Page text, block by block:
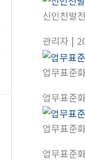
신인천발
관리자 |
업무표준
업무표준
업무표준
업무표준